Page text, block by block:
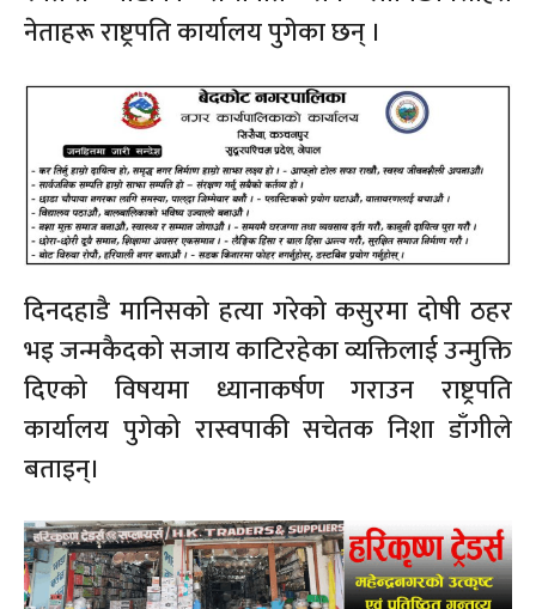
नेताहरू राष्ट्रपति कार्यालय पुगेका छन् ।
दिनदहाडै मानिसको हत्या गरेको कसुरमा दोषी ठहर
भइ जन्मकैदको सजाय काटिरहेका व्यक्तिलाई उन्मुक्ति
दिएको विषयमा ध्यानाकर्षण गराउन राष्ट्रपति
कार्यालय पुगेको रास्वपाकी सचेतक निशा डाँगीले
बताइन्।